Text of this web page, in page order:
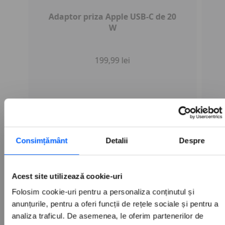
Consimțământ Detalii Despre
Acest site utilizează cookie-uri
Folosim cookie-uri pentru a personaliza conținutul și
anunțurile, pentru a oferi funcții de rețele sociale și pentru a
analiza traficul. De asemenea, le oferim partenerilor de
Adaptor priza Apple USB-C de 20
W
199,99 lei